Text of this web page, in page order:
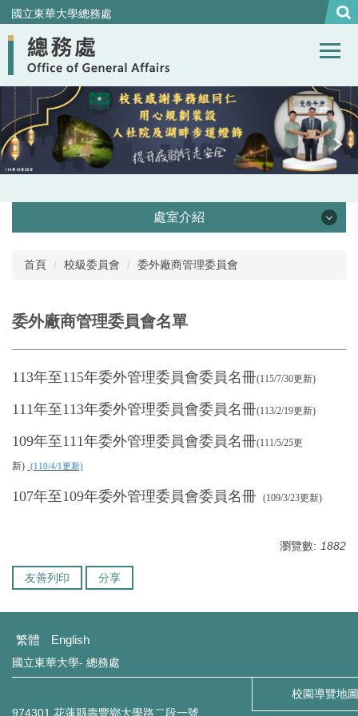
跳
到
主
內
容
區
國立東華大學總務處
處室介紹
處本部
環境保護組
經營保管組
文書組
相片集錦
總務處表單下載
首頁 校級委員會 委外廠商管理委員會
委外廠商管理委員會名單
113年至115年委外管理委員會委員名冊(115/7/30更新)
111年至113年委外管理委員會委員名冊(113/2/19更新)
109年至111年委外管理委員會委員名冊(111/5/25更
新) (110/4/1更新)
107年至109年委外管理委員會委員名冊 (109/3/23更新)
瀏覽數: 1882
友善列印 分享
繁體 English
國立東華大學- 總務處
974301 花蓮縣壽豐鄉大學路二段一號
校園導覽地圖